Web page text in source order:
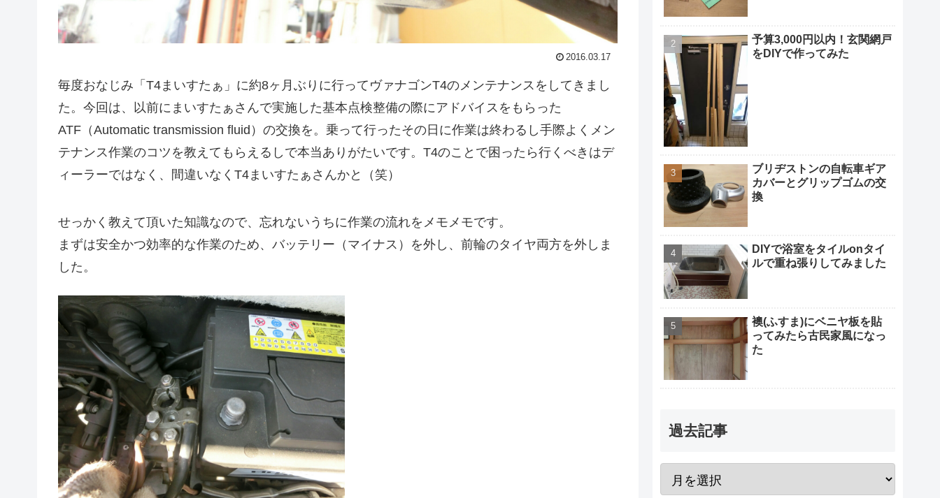
2016.03.17
毎度おなじみ「T4まいすたぁ」に約8ヶ月ぶりに行ってヴァナゴンT4のメンテナンスをしてきまし
た。今回は、以前にまいすたぁさんで実施した基本点検整備の際にアドバイスをもらった
ATF（Automatic transmission fluid）の交換を。乗って行ったその日に作業は終わるし手際よくメン
テナンス作業のコツを教えてもらえるしで本当ありがたいです。T4のことで困ったら行くべきはデ
ィーラーではなく、間違いなくT4まいすたぁさんかと（笑）
せっかく教えて頂いた知識なので、忘れないうちに作業の流れをメモメモです。
まずは安全かつ効率的な作業のため、バッテリー（マイナス）を外し、前輪のタイヤ両方を外しま
した。
予算3,000円以内！玄関網戸
をDIYで作ってみた
ブリヂストンの自転車ギア
カバーとグリップゴムの交
換
DIYで浴室をタイルonタイ
ルで重ね張りしてみました
襖(ふすま)にベニヤ板を貼
ってみたら古民家風になっ
た
過去記事